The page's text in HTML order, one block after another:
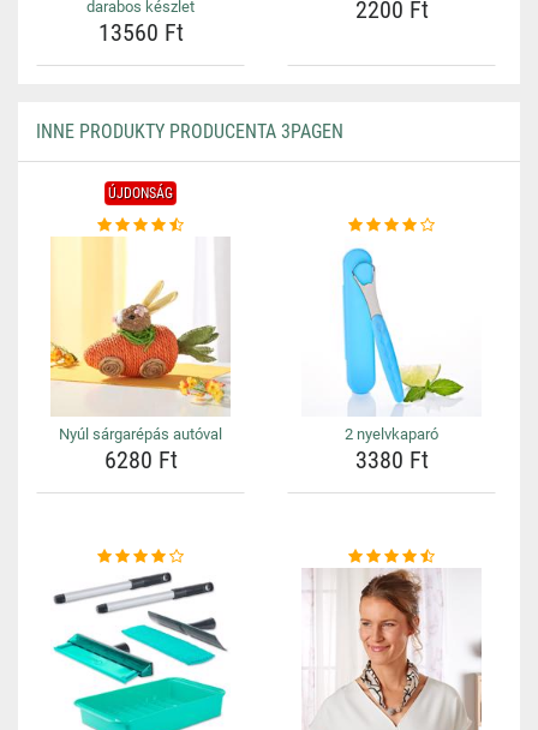
darabos készlet
13560 Ft
2200 Ft
INNE PRODUKTY PRODUCENTA 3PAGEN
ÚJDONSÁG
Nyúl sárgarépás autóval
6280 Ft
2 nyelvkaparó
3380 Ft